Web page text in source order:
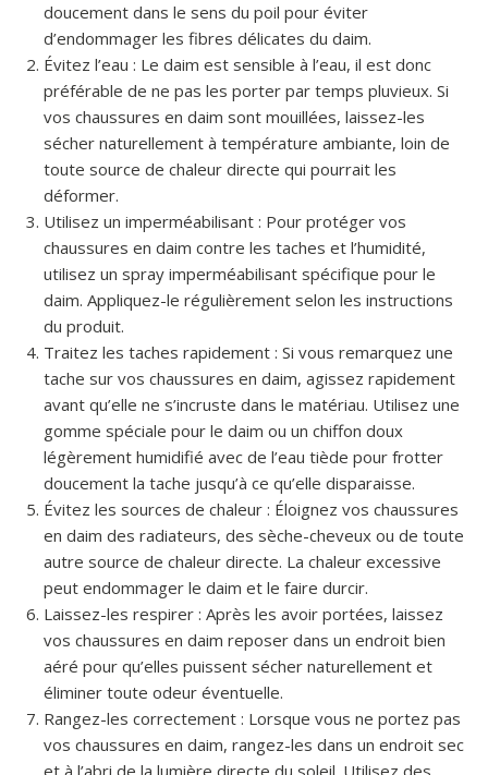
doucement dans le sens du poil pour éviter
d’endommager les fibres délicates du daim.
Évitez l’eau : Le daim est sensible à l’eau, il est donc
préférable de ne pas les porter par temps pluvieux. Si
vos chaussures en daim sont mouillées, laissez-les
sécher naturellement à température ambiante, loin de
toute source de chaleur directe qui pourrait les
déformer.
Utilisez un imperméabilisant : Pour protéger vos
chaussures en daim contre les taches et l’humidité,
utilisez un spray imperméabilisant spécifique pour le
daim. Appliquez-le régulièrement selon les instructions
du produit.
Traitez les taches rapidement : Si vous remarquez une
tache sur vos chaussures en daim, agissez rapidement
avant qu’elle ne s’incruste dans le matériau. Utilisez une
gomme spéciale pour le daim ou un chiffon doux
légèrement humidifié avec de l’eau tiède pour frotter
doucement la tache jusqu’à ce qu’elle disparaisse.
Évitez les sources de chaleur : Éloignez vos chaussures
en daim des radiateurs, des sèche-cheveux ou de toute
autre source de chaleur directe. La chaleur excessive
peut endommager le daim et le faire durcir.
Laissez-les respirer : Après les avoir portées, laissez
vos chaussures en daim reposer dans un endroit bien
aéré pour qu’elles puissent sécher naturellement et
éliminer toute odeur éventuelle.
Rangez-les correctement : Lorsque vous ne portez pas
vos chaussures en daim, rangez-les dans un endroit sec
et à l’abri de la lumière directe du soleil. Utilisez des